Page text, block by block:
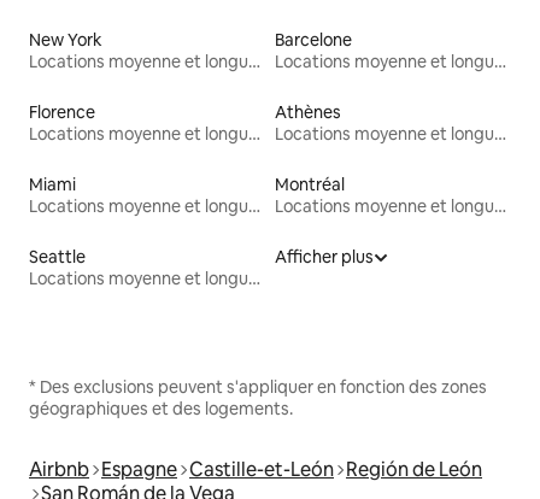
New York
Locations moyenne et longue durée
Barcelone
Locations moyenne et longue durée
Florence
Locations moyenne et longue durée
Athènes
Locations moyenne et longue durée
Miami
Locations moyenne et longue durée
Montréal
Locations moyenne et longue durée
Seattle
Locations moyenne et longue durée
Afficher plus
* Des exclusions peuvent s'appliquer en fonction des zones
géographiques et des logements.
Airbnb Espagne Castille-et-León Región de León